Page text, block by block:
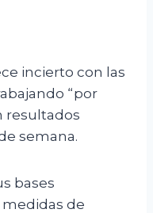
incierto con las
“por
resultados
semana.
bases
de